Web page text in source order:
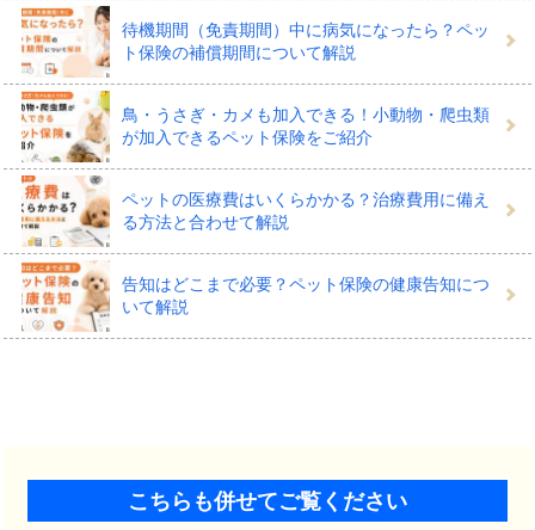
待機期間（免責期間）中に病気になったら？ペッ
ト保険の補償期間について解説
鳥・うさぎ・カメも加入できる！小動物・爬虫類
が加入できるペット保険をご紹介
ペットの医療費はいくらかかる？治療費用に備え
る方法と合わせて解説
告知はどこまで必要？ペット保険の健康告知につ
いて解説
こちらも併せてご覧ください